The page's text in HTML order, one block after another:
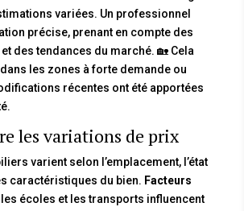
variées. Un professionnel
précise, prenant en compte des
des tendances du marché. 🏡 Cela
les zones à forte demande ou
récentes ont été apportées
les variations de prix
varient selon l’emplacement, l’état
caractéristiques du bien. Facteurs
écoles et les transports influencent